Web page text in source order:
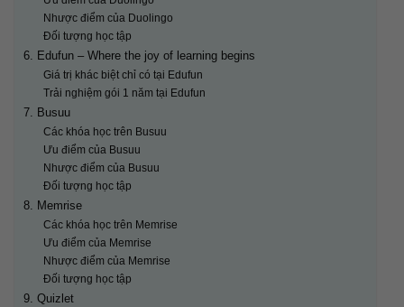
Nhược điểm của Duolingo
Đối tượng học tập
6. Edufun – Where the joy of learning begins
Giá trị khác biệt chỉ có tại Edufun
Trải nghiệm gói 1 năm tại Edufun
7. Busuu
Các khóa học trên Busuu
Ưu điểm của Busuu
Nhược điểm của Busuu
Đối tượng học tập
8. Memrise
Các khóa học trên Memrise
Ưu điểm của Memrise
Nhược điểm của Memrise
Đối tượng học tập
9. Quizlet